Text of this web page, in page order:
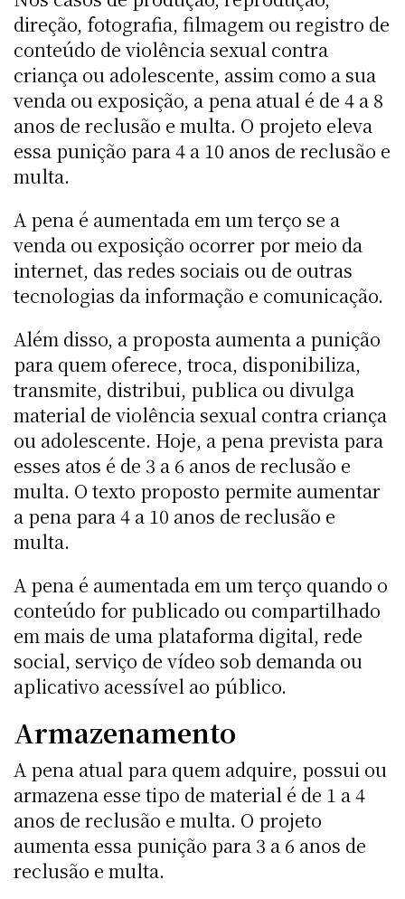
direção, fotografia, filmagem ou registro de
conteúdo de violência sexual contra
criança ou adolescente, assim como a sua
venda ou exposição, a pena atual é de 4 a 8
anos de reclusão e multa. O projeto eleva
essa punição para 4 a 10 anos de reclusão e
multa.
A pena é aumentada em um terço se a
venda ou exposição ocorrer por meio da
internet, das redes sociais ou de outras
tecnologias da informação e comunicação.
Além disso, a proposta aumenta a punição
para quem oferece, troca, disponibiliza,
transmite, distribui, publica ou divulga
material de violência sexual contra criança
ou adolescente. Hoje, a pena prevista para
esses atos é de 3 a 6 anos de reclusão e
multa. O texto proposto permite aumentar
a pena para 4 a 10 anos de reclusão e
multa.
A pena é aumentada em um terço quando o
conteúdo for publicado ou compartilhado
em mais de uma plataforma digital, rede
social, serviço de vídeo sob demanda ou
aplicativo acessível ao público.
Armazenamento
A pena atual para quem adquire, possui ou
armazena esse tipo de material é de 1 a 4
anos de reclusão e multa. O projeto
aumenta essa punição para 3 a 6 anos de
reclusão e multa.